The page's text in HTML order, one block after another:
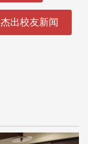
杰出校友新闻